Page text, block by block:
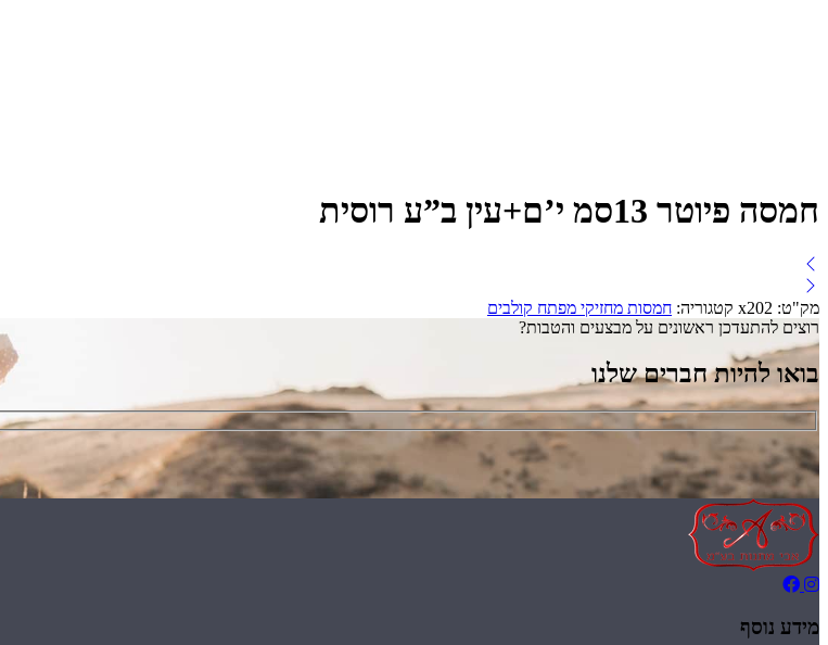
חמסה פיוטר 13סמ י’ם+עין ב”ע רוסית
מק"ט: x202 קטגוריה: חמסות מחזיקי מפתח קולבים
רוצים להתעדכן ראשונים על מבצעים והטבות?
בואו להיות חברים שלנו
מידע נוסף